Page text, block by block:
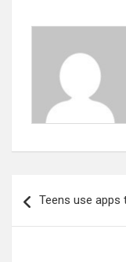
o
o
k
A
p
p
navigation
Teens use apps